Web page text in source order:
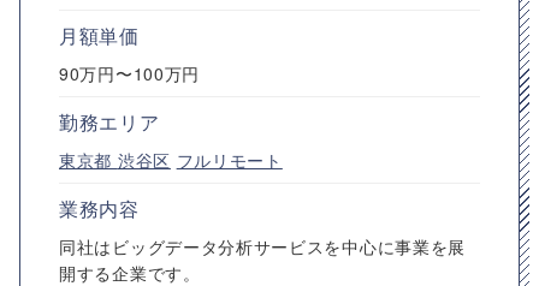
月額単価
90万円〜100万円
勤務エリア
東京都 渋谷区 フルリモート
業務内容
同社はビッグデータ分析サービスを中心に事業を展
開する企業です。